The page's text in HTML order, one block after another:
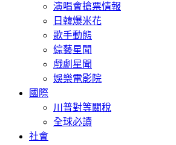
演唱會搶票情報
日韓爆米花
歌手動態
綜藝星聞
戲劇星聞
娛樂電影院
國際
川普對等關稅
全球必讀
社會